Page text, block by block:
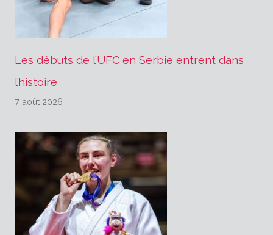
Les débuts de l’UFC en Serbie entrent dans
l’histoire
7 août 2026